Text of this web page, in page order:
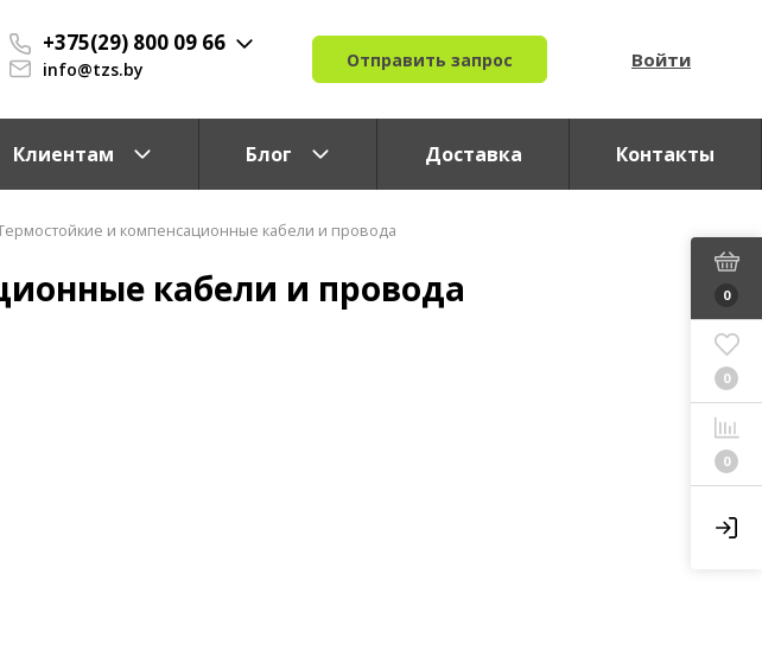
+375(29) 800 09 66
info@tzs.by Отправить запрос Войти
Клиентам Блог Доставка Контакты
0
0
0
и компенсационные кабели и провода
кабели и провода